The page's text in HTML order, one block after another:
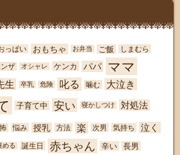
っぱい おもちゃ お弁当 ご飯 しまむら
ザ オシャレ ケンカ パパ ママ
生 卒乳 危険 叱る 噛む 大泣き
子育て中 安い 寝かしつけ 対処法
悩み 授乳 方法 楽 次男 気持ち 泣く
める 誕生日 赤ちゃん 辛い 長男